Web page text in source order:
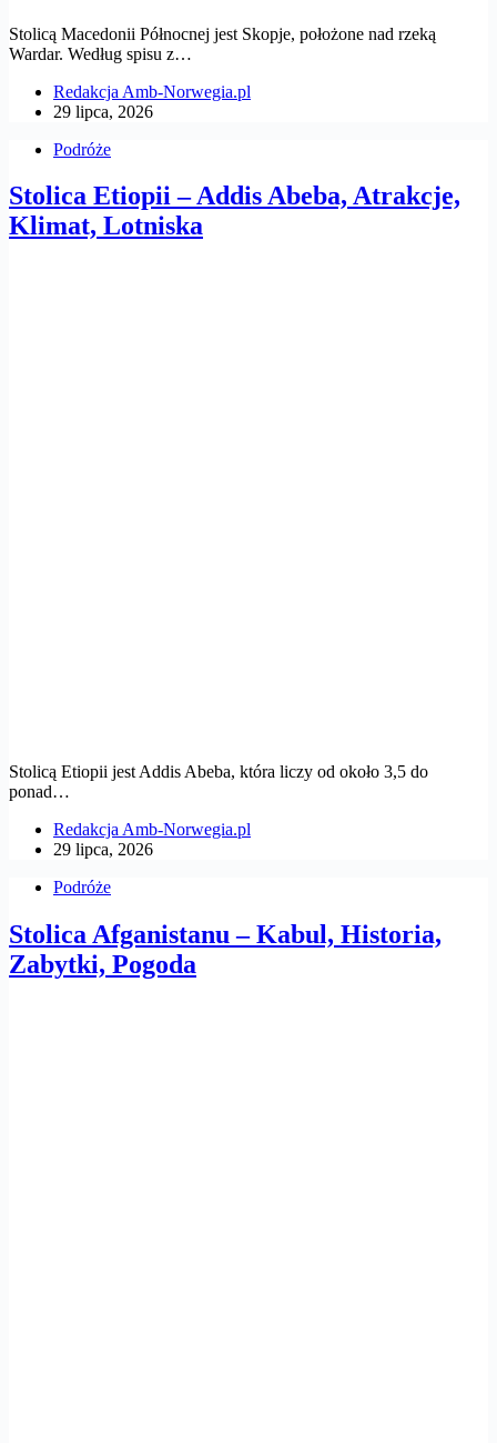
Stolicą Macedonii Północnej jest Skopje, położone nad rzeką
Wardar. Według spisu z…
Redakcja Amb-Norwegia.pl
29 lipca, 2026
Podróże
Stolica Etiopii – Addis Abeba, Atrakcje,
Klimat, Lotniska
Stolicą Etiopii jest Addis Abeba, która liczy od około 3,5 do
ponad…
Redakcja Amb-Norwegia.pl
29 lipca, 2026
Podróże
Stolica Afganistanu – Kabul, Historia,
Zabytki, Pogoda